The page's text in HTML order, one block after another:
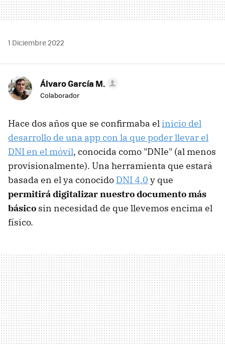
1 Diciembre 2022
Álvaro García M.
Colaborador
Hace dos años que se confirmaba el inicio del
desarrollo de una app con la que poder llevar el
DNI en el móvil, conocida como "DNIe" (al menos
provisionalmente). Una herramienta que estará
basada en el ya conocido DNI 4.0 y que
permitirá digitalizar nuestro documento más
básico sin necesidad de que llevemos encima el
físico.